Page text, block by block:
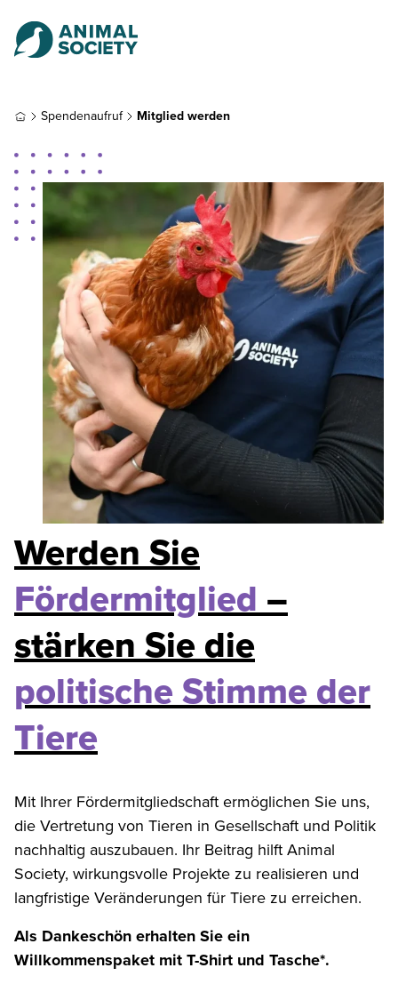
Spendenaufruf Mitglied werden
Werden Sie
Fördermitglied –
stärken Sie die
politische Stimme der
Tiere
Mit Ihrer Fördermitgliedschaft ermöglichen Sie uns,
die Vertretung von Tieren in Gesellschaft und Politik
nachhaltig auszubauen. Ihr Beitrag hilft Animal
Society, wirkungsvolle Projekte zu realisieren und
langfristige Veränderungen für Tiere zu erreichen.
Als Dankeschön erhalten Sie ein
Willkommenspaket mit T-Shirt und Tasche*.